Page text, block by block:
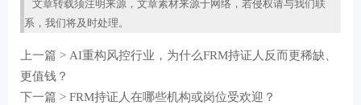
文章转载须注明来源，文章素材来源于网络，若侵权请与我们联
系，我们将及时处理。
上一篇 > AI重构风控行业，为什么FRM持证人反而更稀缺、
更值钱？
下一篇 > FRM持证人在哪些机构或岗位受欢迎？